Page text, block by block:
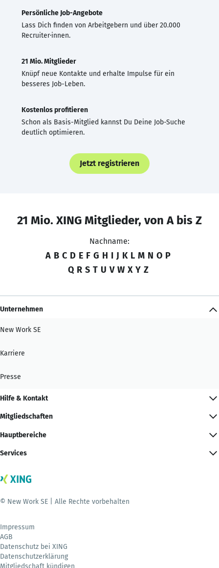
Persönliche Job-Angebote
Lass Dich finden von Arbeitgebern und über 20.000
Recruiter·innen.
21 Mio. Mitglieder
Knüpf neue Kontakte und erhalte Impulse für ein
besseres Job-Leben.
Kostenlos profitieren
Schon als Basis-Mitglied kannst Du Deine Job-Suche
deutlich optimieren.
Jetzt registrieren
21 Mio. XING Mitglieder, von A bis Z
Nachname:
A B C D E F G H I J K L M N O P
Q R S T U V W X Y Z
Unternehmen
New Work SE
Karriere
Presse
Hilfe & Kontakt
Mitgliedschaften
Hauptbereiche
Services
© New Work SE | Alle Rechte vorbehalten
Impressum
AGB
Datenschutz bei XING
Datenschutzerklärung
Mitgliedschaft kündigen